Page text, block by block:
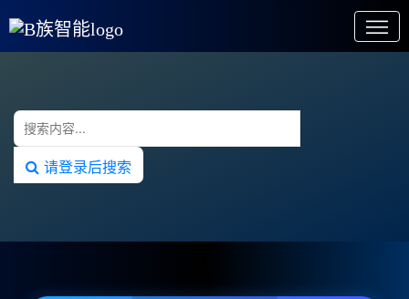
请登录后搜索